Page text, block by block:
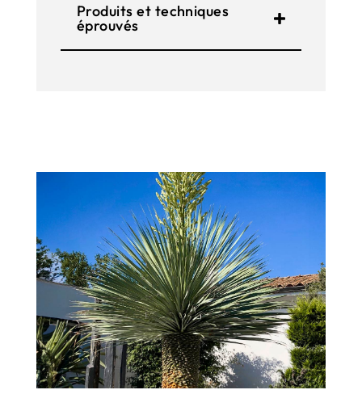
Produits et techniques
éprouvés